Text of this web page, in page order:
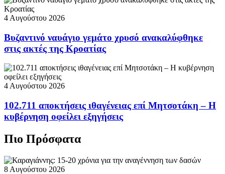
4 Αυγούστου 2026
Βυζαντινό ναυάγιο γεμάτο χρυσό ανακαλύφθηκε
στις ακτές της Κροατίας
4 Αυγούστου 2026
102.711 αποκτήσεις ιθαγένειας επί Μητσοτάκη – Η
κυβέρνηση οφείλει εξηγήσεις
Πιο Πρόσφατα
8 Αυγούστου 2026